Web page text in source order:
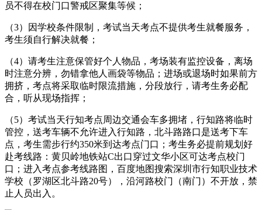
员不得在校门口警戒区聚集等候；
（3）因学校条件限制，考试当天考点不提供考生就餐服务，
考生须自行解决就餐；
（4）请考生注意保管好个人物品，考场装有监控设备，离场
时注意分辨，勿错拿他人画袋等物品；进场或退场时如果前方
拥挤，考点将采取临时限流措施，分段放行，请考生务必配
合，听从现场指挥；
（5）考试当天行知考点周边交通会车多拥堵，行知路将临时
管控，送考车辆不允许进入行知路，北斗路路口是送考下车
点，考生需步行约350米到达考点门口；考生务必提前规划好
赴考线路：黄贝岭地铁站C出口穿过文华小区可达考点校门
口；进入考点参考线路图，百度地图搜索深圳市行知职业技术
学校（罗湖区北斗路20号），沿河路校门（南门）不开放，禁
止人员出入。